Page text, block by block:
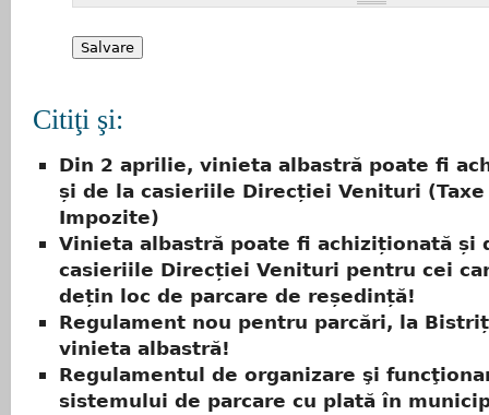
Citiţi şi:
Din 2 aprilie, vinieta albastră poate fi
și de la casieriile Direcției Venituri (Taxe
Impozite)
Vinieta albastră poate fi achiziționată și
casieriile Direcției Venituri pentru cei
dețin loc de parcare de reședință!
Regulament nou pentru parcări, la
vinieta albastră!
Regulamentul de organizare şi
sistemului de parcare cu plată în